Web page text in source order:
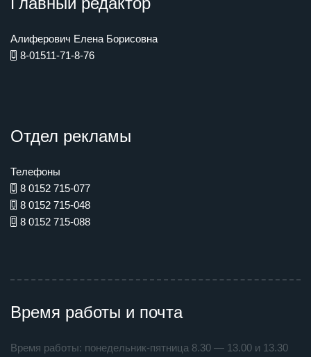
Алиферович Елена Борисовна
8-01511-71-8-76
Отдел рекламы
Телефоны
8 0152 715-077
8 0152 715-048
8 0152 715-088
Время работы и почта
Время работы: понедельник-пятница 8.30 — 13.00 и 13.30